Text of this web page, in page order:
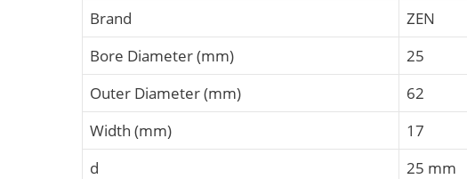
Brand
ZEN
Bore Diameter (mm)
25
Outer Diameter (mm)
62
Width (mm)
17
d
25 mm